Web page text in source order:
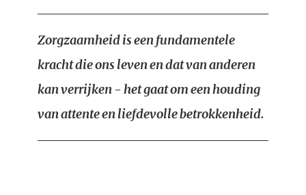
Zorgzaamheid is een fundamentele
kracht die ons leven en dat van anderen
kan verrijken - het gaat om een houding
van attente en liefdevolle betrokkenheid.